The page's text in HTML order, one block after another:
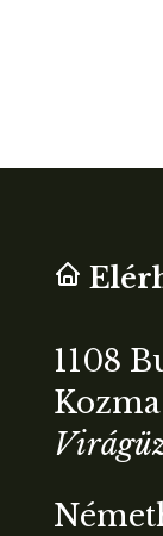
1108